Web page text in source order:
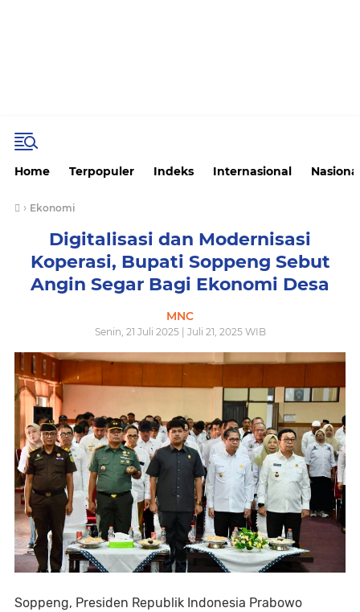
Home Terpopuler Indeks Internasional
› Ekonomi
Digitalisasi dan Modernisasi
Koperasi, Bupati Soppeng Sebut
Angin Segar Bagi Ekonomi Desa
MNC
Senin, 21 Juli 2025 | Juli 21, 2025 WIB
Soppeng, Presiden Republik Indonesia Prabowo